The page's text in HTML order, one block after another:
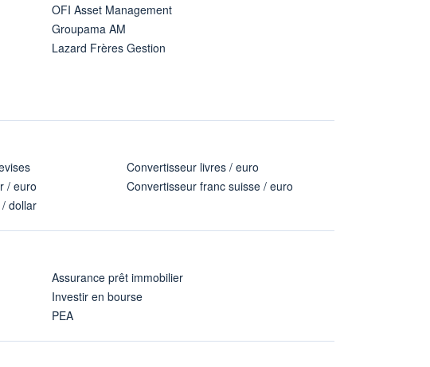
OFI Asset Management
Groupama AM
Lazard Frères Gestion
/ euro
dollar
Convertisseur livres / euro
Convertisseur franc suisse / euro
Assurance prêt immobilier
Investir en bourse
PEA